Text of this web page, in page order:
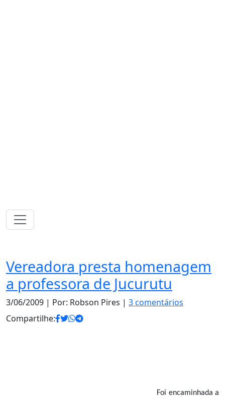
Vereadora presta homenagem
a professora de Jucurutu
3/06/2009 | Por: Robson Pires | 3 comentários
Compartilhe:
Foi encaminhada a